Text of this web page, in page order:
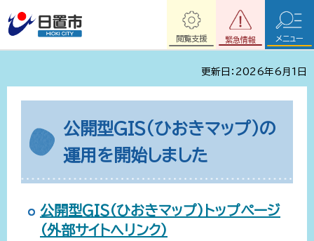
緊急情報
閲覧支援 メニュー
更新日：2026年6月1日
公開型GIS（ひおきマップ）の
運用を開始しました
公開型GIS（ひおきマップ）トップページ
（外部サイトへリンク）